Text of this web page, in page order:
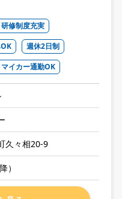
修制度充実
週休2日制
マイカー通勤OK
久々相20-9
）